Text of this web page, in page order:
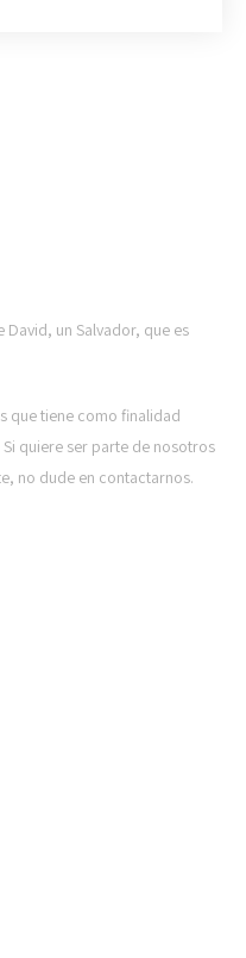
un Salvador, que es
que tiene como finalidad
quiere ser parte de nosotros
no dude en contactarnos.